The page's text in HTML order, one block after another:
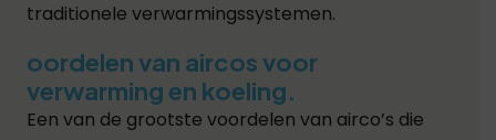
traditionele verwarmingssystemen.
oordelen van aircos voor
verwarming en koeling.
Een van de grootste voordelen van airco’s die